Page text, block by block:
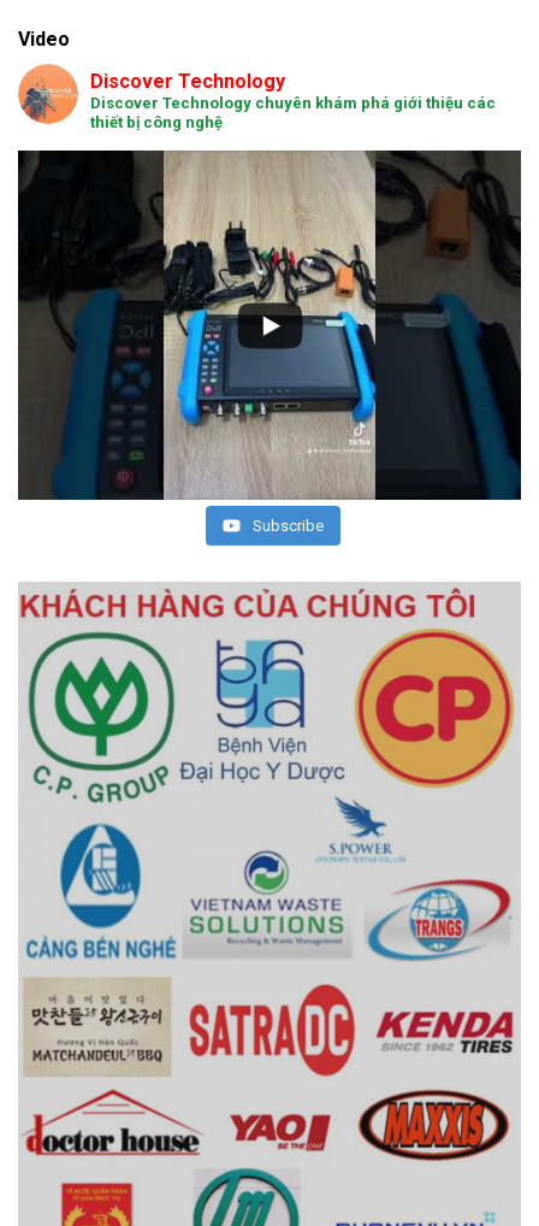
Video
Discover Technology
Discover Technology chuyên khám phá giới thiệu các
thiết bị công nghệ
Subscribe